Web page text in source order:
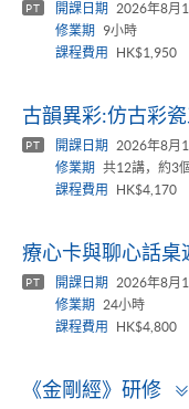
PT 開課日期
2026年8月
修業期
9小時
課程費用
HK$1,950
古韻異彩:仿古彩
PT 開課日期
2026年8月
修業期
共12講，約3
課程費用
HK$4,170
療心卡與聊心話桌
PT 開課日期
2026年8月
修業期
24小時
課程費用
HK$4,800
《金剛經》研修